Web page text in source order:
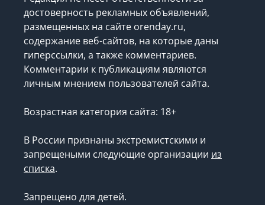
достоверность рекламных объявлений,
размещенных на сайте orenday.ru,
содержание веб-сайтов, на которые даны
гиперссылки, а также комментариев.
Комментарии к публикациям являются
личным мнением пользователей сайта.
Возрастная категория сайта: 18+
В России признаны экстремистскими и
запрещеными следующие организации из
списка.
Запрещено для детей.